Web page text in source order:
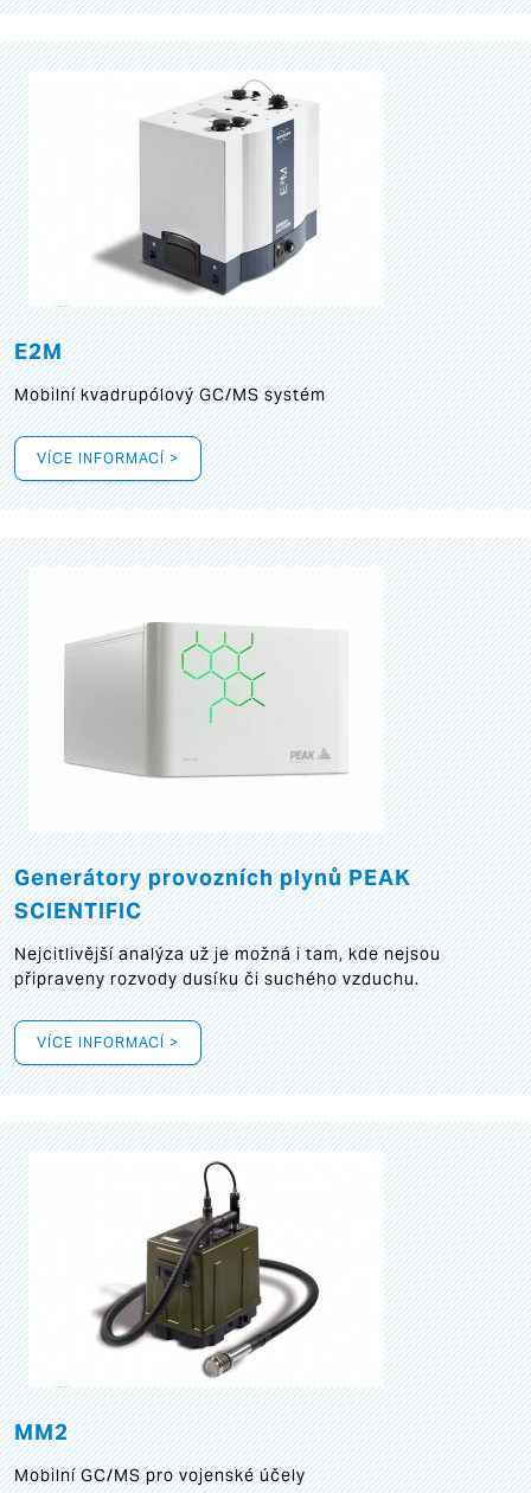
E2M
Mobilní kvadrupólový GC/MS systém
VÍCE INFORMACÍ >
Generátory provozních plynů PEAK
SCIENTIFIC
Nejcitlivější analýza už je možná i tam, kde nejsou
připraveny rozvody dusíku či suchého vzduchu.
VÍCE INFORMACÍ >
MM2
Mobilní GC/MS pro vojenské účely